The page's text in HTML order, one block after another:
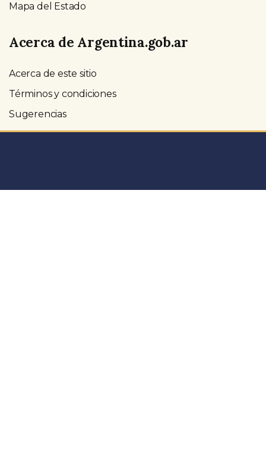
Mapa del Estado
Acerca de Argentina.gob.ar
Acerca de este sitio
Términos y condiciones
Sugerencias